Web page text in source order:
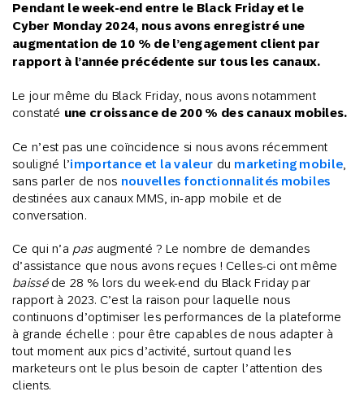
Pendant le week-end entre le Black Friday et le
Cyber Monday 2024, nous avons enregistré une
augmentation de 10 % de l’engagement client par
rapport à l’année précédente sur tous les canaux.
Le jour même du Black Friday, nous avons notamment
constaté une croissance de 200 % des canaux mobiles.
Ce n’est pas une coïncidence si nous avons récemment
souligné l’importance et la valeur du marketing mobile
sans parler de nos nouvelles fonctionnalités mobiles
destinées aux canaux MMS, in-app mobile et de
conversation.
Ce qui n’a pasaugmenté ? Le nombre de demandes
d’assistance que nous avons reçues ! Celles-ci ont même
baisséde 28 % lors du week-end du Black Friday par
rapport à 2023. C’est la raison pour laquelle nous
continuons d’optimiser les performances de la plateforme
à grande échelle : pour être capables de nous adapter à
tout moment aux pics d’activité, surtout quand les
marketeurs ont le plus besoin de capter l’attention des
clients.